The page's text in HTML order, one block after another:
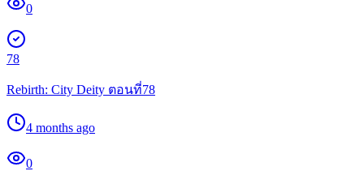
0
78
Rebirth: City Deity ตอนที่78
4 months ago
0